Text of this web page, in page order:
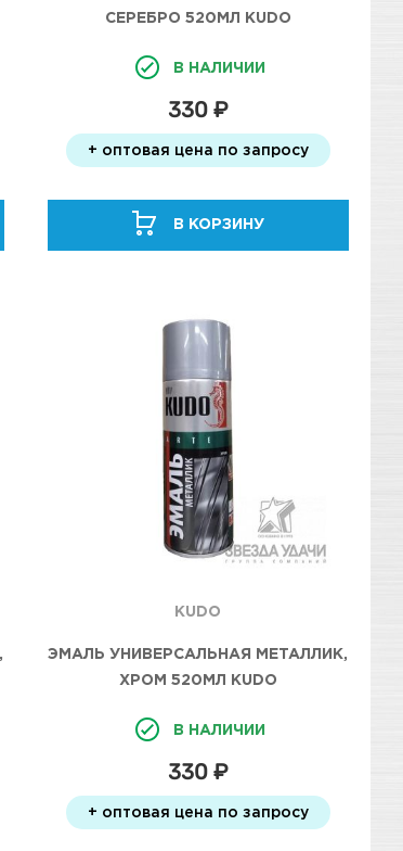
СЕРЕБРО 520МЛ KUDO
В НАЛИЧИИ
330 ₽
+ оптовая цена по запросу
В КОРЗИНУ
KUDO
ЭМАЛЬ УНИВЕРСАЛЬНАЯ МЕТАЛЛИК,
ХРОМ 520МЛ KUDO
В НАЛИЧИИ
330 ₽
+ оптовая цена по запросу